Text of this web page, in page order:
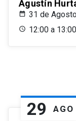
Agustín
31 de
12:00 a 13:00
29 AGO